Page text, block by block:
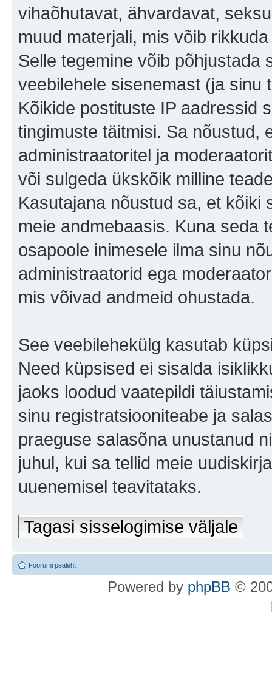
vihaõhutavat, ähvardavat,
muud materjali, mis võib
Selle tegemine võib põhjustada
veebilehele sisenemast (ja sinu
Kõikide postituste IP aadressid
tingimuste täitmisi. Sa nõustud,
administraatoritel ja
või sulgeda ükskõik milline
Kasutajana nõustud sa, et kõiki
meie andmebaasis. Kuna seda
osapoole inimesele ilma sinu
administraatorid ega
mis võivad andmeid ohustada.
See veebilehekülg kasutab
Need küpsised ei sisalda
jaoks loodud vaatepildi
sinu registratsiooniteabe ja
praeguse salasõna unustanud
juhul, kui sa tellid meie
uuenemisel teavitataks.
Tagasi sisselogimise väljale
Foorumi pealeht
Powered by phpBB ©